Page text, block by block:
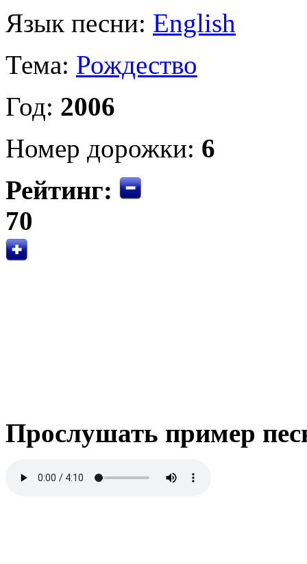
Язык песни: English
Тема: Рождество
Год: 2006
Номер дорожки: 6
Рейтинг:
70
Прослушать пример